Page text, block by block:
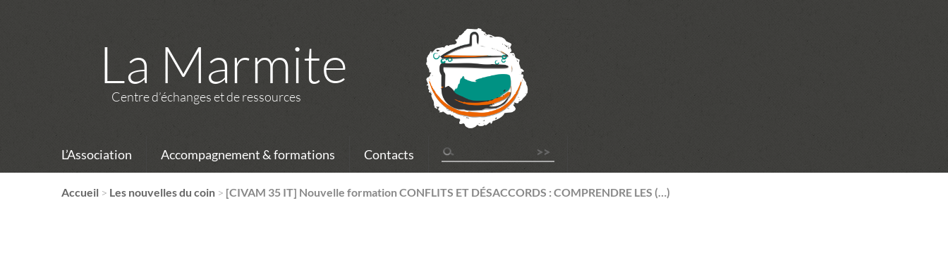
La Marmite
Centre d’échanges et de ressources
L’Association Accompagnement & formations Contacts
Accueil > Les nouvelles du coin > [CIVAM 35 IT] Nouvelle formation CONFLITS ET DÉSACCORDS : COMPRENDRE LES (…)